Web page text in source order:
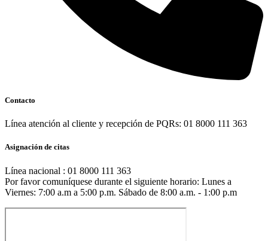
Contacto
Línea atención al cliente y recepción de PQRs: 01 8000 111 363
Asignación de citas
Línea nacional : 01 8000 111 363
Por favor comuníquese durante el siguiente horario: Lunes a
Viernes: 7:00 a.m a 5:00 p.m. Sábado de 8:00 a.m. - 1:00 p.m